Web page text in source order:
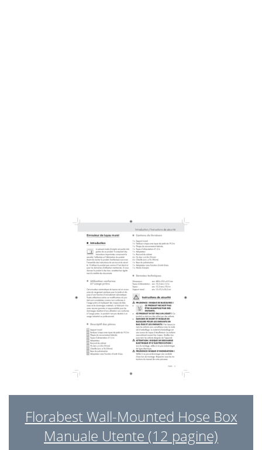
Florabest Wall-Mounted Hose Box
Manuale Utente (12 pagine)